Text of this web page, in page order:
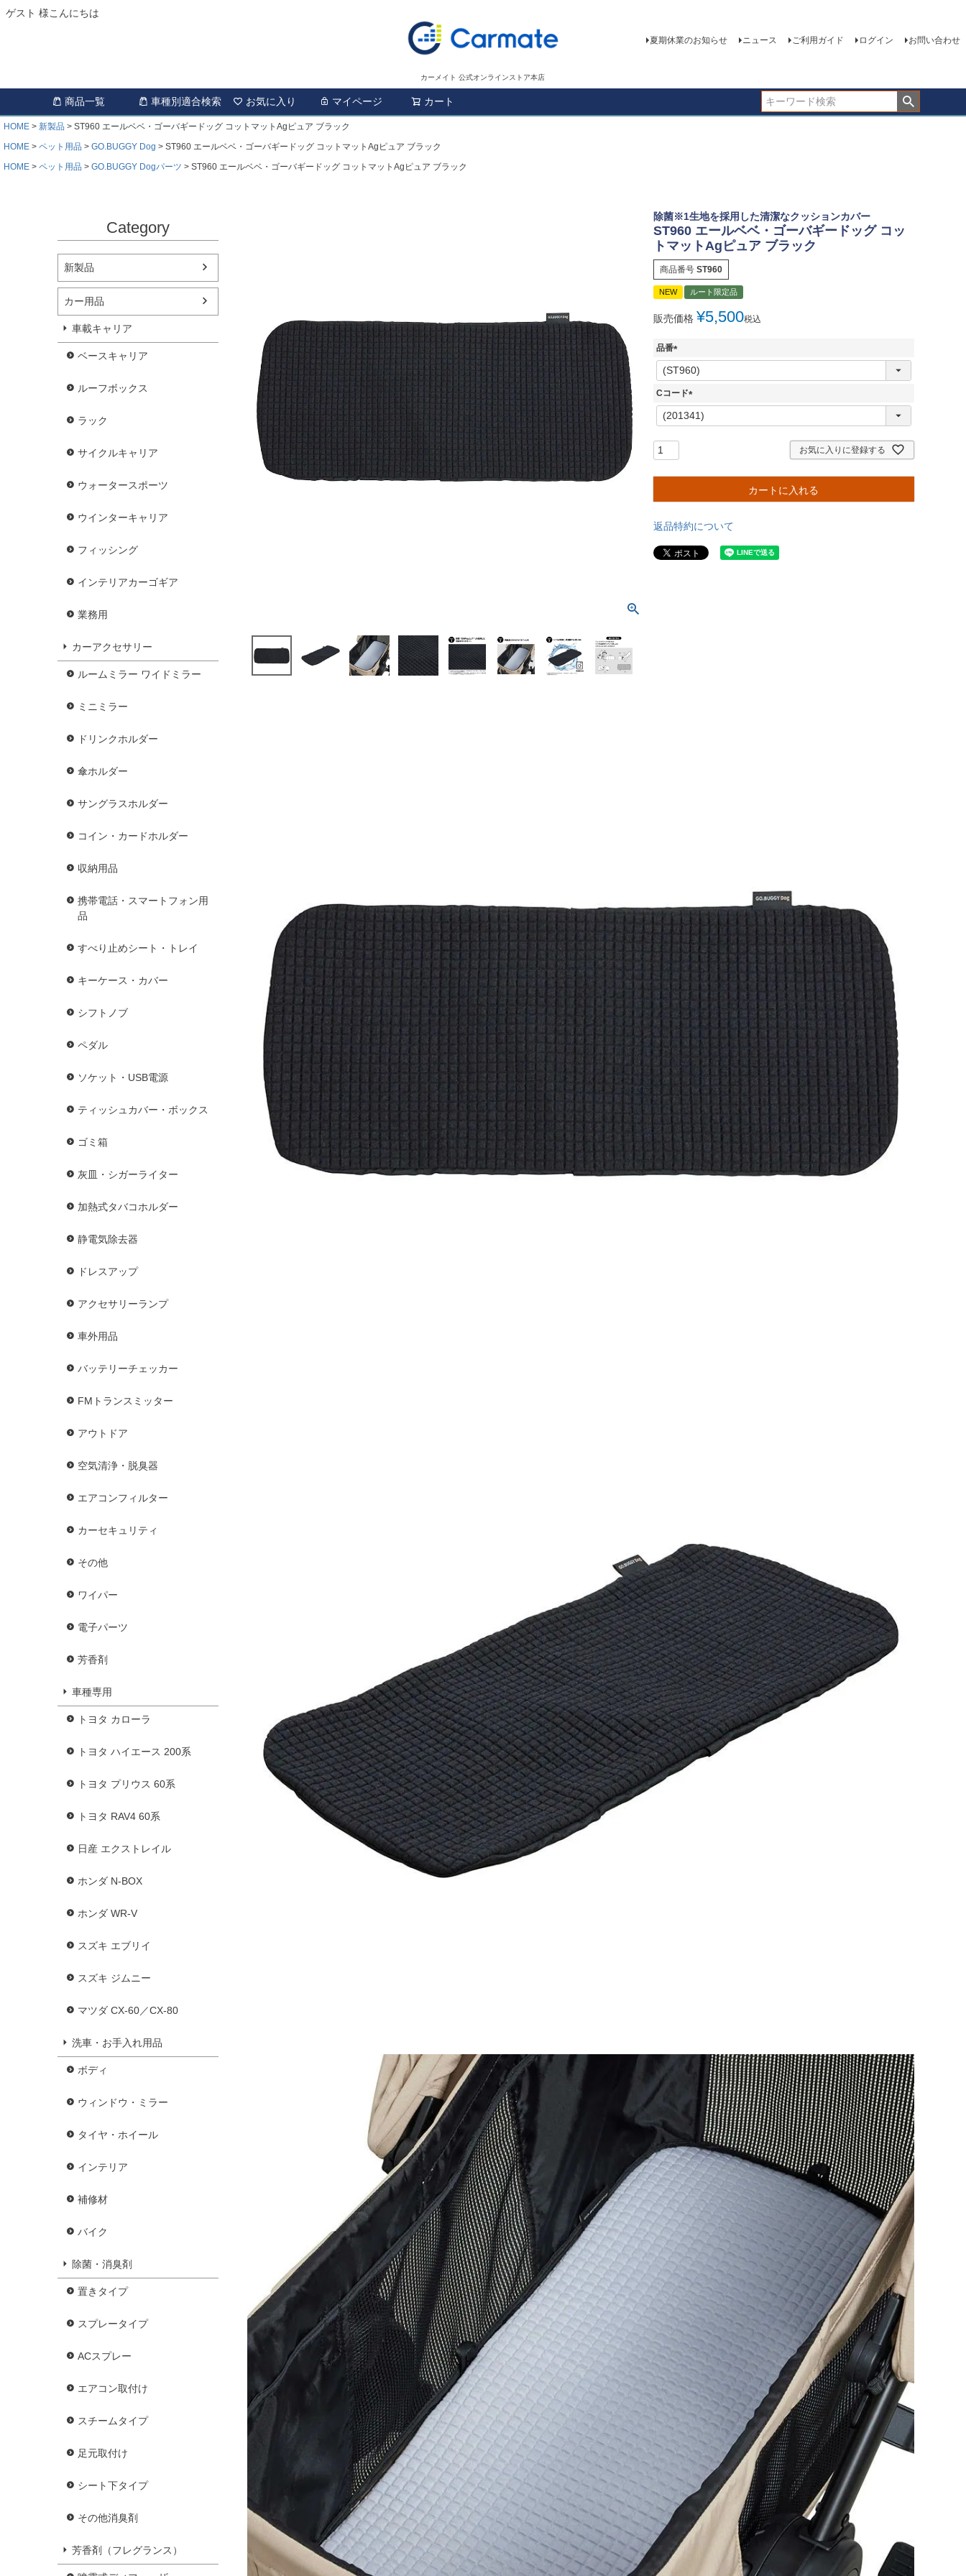
ゲスト 様こんにちは
カーメイト 公式オンラインストア本店
夏期休業のお知らせ ニュース ご利用ガイド ログイン お問い合わせ
商品一覧 車種別適合検索 お気に入り マイページ カート
HOME 新製品
ST960 エールベベ・ゴーバギードッグ コットマットAgピュア ブラック
HOME
ペット用品 GO.BUGGY Dog
ST960 エールベベ・ゴーバギードッグ コットマットAgピュア ブラック
HOME
ペット用品 GO.BUGGY Dogパーツ ST960 エールベベ・ゴーバギードッグ コットマットAgピュア ブラック
Category
新製品
カー用品
車載キャリア
ベースキャリア
ルーフボックス
ラック
サイクルキャリア
ウォータースポーツ
ウインターキャリア
フィッシング
インテリアカーゴギア
業務用
カーアクセサリー
ルームミラー ワイドミラー
ミニミラー
ドリンクホルダー
傘ホルダー
サングラスホルダー
コイン・カードホルダー
収納用品
携帯電話・スマートフォン用
品
すべり止めシート・トレイ
キーケース・カバー
シフトノブ
ペダル
ソケット・USB電源
ティッシュカバー・ボックス
ゴミ箱
灰皿・シガーライター
加熱式タバコホルダー
静電気除去器
ドレスアップ
アクセサリーランプ
車外用品
バッテリーチェッカー
FMトランスミッター
アウトドア
空気清浄・脱臭器
エアコンフィルター
カーセキュリティ
その他
ワイパー
電子パーツ
芳香剤
車種専用
トヨタ カローラ
トヨタ ハイエース 200系
トヨタ プリウス 60系
トヨタ RAV4 60系
日産 エクストレイル
ホンダ N-BOX
ホンダ WR-V
スズキ エブリイ
スズキ ジムニー
マツダ CX-60／CX-80
洗車・お手入れ用品
ボディ
ウィンドウ・ミラー
タイヤ・ホイール
インテリア
補修材
バイク
除菌・消臭剤
置きタイプ
スプレータイプ
ACスプレー
エアコン取付け
スチームタイプ
足元取付け
シート下タイプ
その他消臭剤
芳香剤（フレグランス）
除菌※1生地を採用した清潔なクッションカバー
ST960 エールベベ・ゴーバギードッグ コッ
トマットAgピュア ブラック
商品番号 ST960
NEW ルート限定品
販売価格 ¥5,500税込
品番
(
必
須
Cコード
(
必
お気に入りに登録する
カートに入れる
返品特約について